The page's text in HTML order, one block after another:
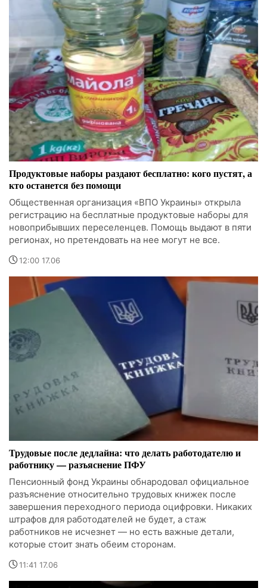
Продуктовые наборы раздают бесплатно: кого пустят, а
кто останется без помощи
Общественная организация «ВПО Украины» открыла
регистрацию на бесплатные продуктовые наборы для
новоприбывших переселенцев. Помощь выдают в пяти
регионах, но претендовать на нее могут не все.
12:00 17.06
Трудовые после дедлайна: что делать работодателю и
работнику — разъяснение ПФУ
Пенсионный фонд Украины обнародовал официальное
разъяснение относительно трудовых книжек после
завершения переходного периода оцифровки. Никаких
штрафов для работодателей не будет, а стаж
работников не исчезнет — но есть важные детали,
которые стоит знать обеим сторонам.
11:41 17.06